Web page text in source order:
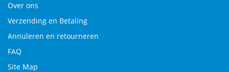
Over ons
Verzending en Betaling
Annuleren en retourneren
FAQ
Site Map